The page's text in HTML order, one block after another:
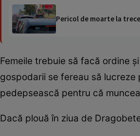
Pericol de moarte la
Femeile trebuie să facă ordine
gospodarii se fereau să
pedepsească pentru că
Dacă plouă în ziua de